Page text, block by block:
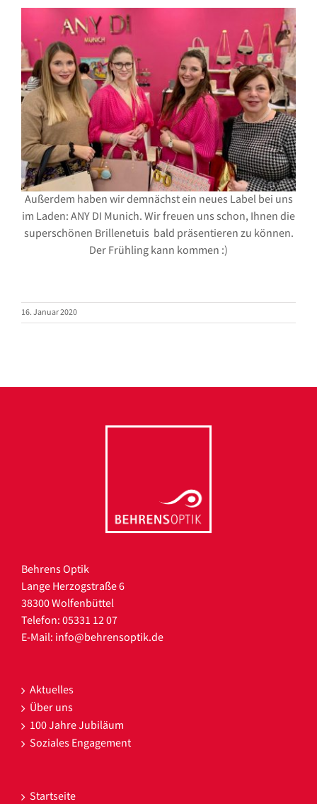
Außerdem haben wir demnächst ein neues Label bei uns
im Laden: ANY DI Munich. Wir freuen uns schon, Ihnen die
superschönen Brillenetuis bald präsentieren zu können.
Der Frühling kann kommen :)
16. Januar 2020
Behrens Optik
Lange Herzogstraße 6
38300 Wolfenbüttel
Telefon: 05331 12 07
E-Mail: info@behrensoptik.de
Aktuelles
Über uns
100 Jahre Jubiläum
Soziales Engagement
Startseite